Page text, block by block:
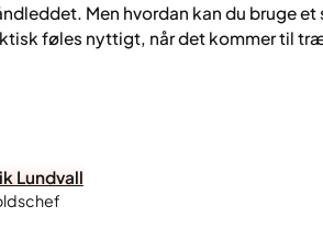
Men hvordan kan du bruge et
føles nyttigt, når det kommer til
Lundvall